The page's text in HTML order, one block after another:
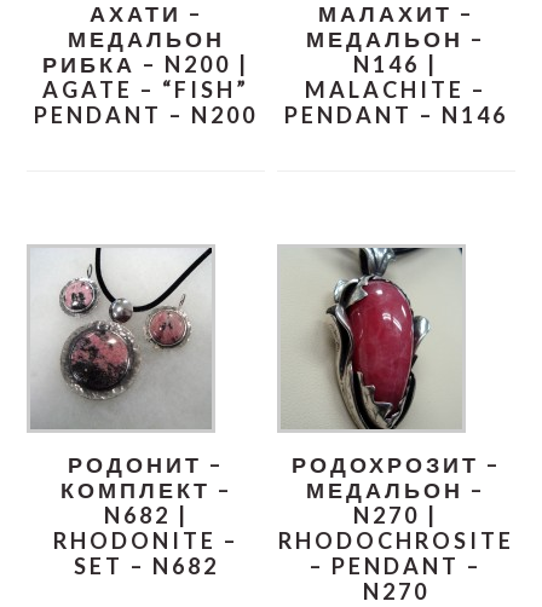
АХАТИ –
МЕДАЛЬОН
РИБКА – N200 |
AGATE – “FISH”
PENDANT – N200
МАЛАХИТ –
МЕДАЛЬОН –
N146 |
MALACHITE –
PENDANT – N146
РОДОНИТ –
КОМПЛЕКТ –
N682 |
RHODONITE –
SET – N682
РОДОХРОЗИТ –
МЕДАЛЬОН –
N270 |
RHODOCHROSITE
– PENDANT –
N270